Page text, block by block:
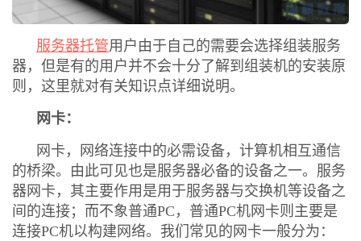
服务器托管用户由于自己的需要会选择组装服务
器，但是有的用户并不会十分了解到组装机的安装原
则，这里就对有关知识点详细说明。
网卡：
网卡，网络连接中的必需设备，计算机相互通信
的桥梁。由此可见也是服务器必备的设备之一。服务
器网卡，其主要作用是用于服务器与交换机等设备之
间的连接；而不象普通PC，普通PC机网卡则主要是
连接PC机以构建网络。我们常见的网卡一般分为：